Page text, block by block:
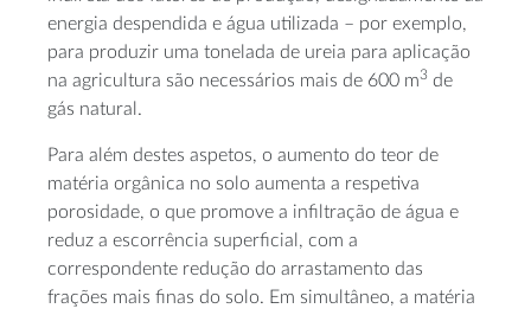
energia despendida e água utilizada – por exemplo,
para produzir uma tonelada de ureia para aplicação
na agricultura são necessários mais de 600 m3 de
gás natural.
Para além destes aspetos, o aumento do teor de
matéria orgânica no solo aumenta a respetiva
porosidade, o que promove a infiltração de água e
reduz a escorrência superficial, com a
correspondente redução do arrastamento das
frações mais finas do solo. Em simultâneo, a matéria